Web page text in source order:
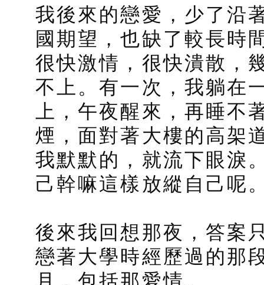
我後來的戀愛，少了沿
國期望，也缺了較長時
很快激情，很快潰散，
不上。有一次，我躺在
上，午夜醒來，再睡不
煙，面對著大樓的高架
我默默的，就流下眼淚
己幹嘛這樣放縱自己呢
後來我回想那夜，答案
戀著大學時經歷過的那
月，包括那愛情。